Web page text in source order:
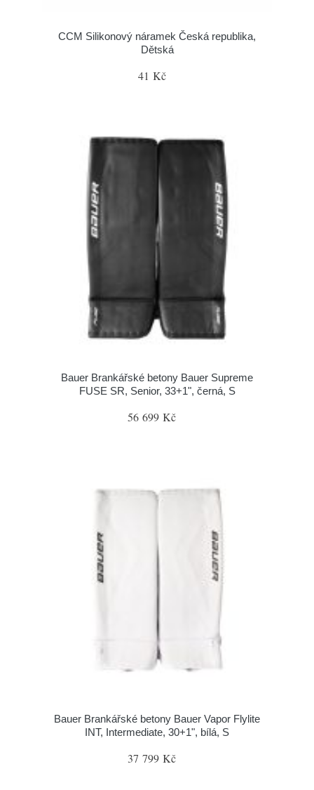
CCM Silikonový náramek Česká republika,
Dětská
41 Kč
Bauer Brankářské betony Bauer Supreme
FUSE SR, Senior, 33+1", černá, S
56 699 Kč
Bauer Brankářské betony Bauer Vapor Flylite
INT, Intermediate, 30+1", bílá, S
37 799 Kč